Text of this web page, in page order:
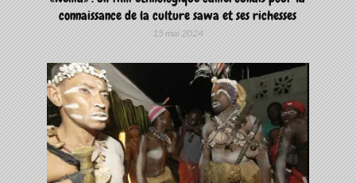
connaissance de la culture sawa et ses richesses
15 mai 2024